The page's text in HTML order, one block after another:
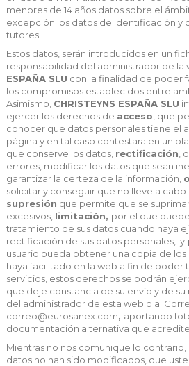
menores de 14 años datos sobre el
excepción los datos de identificación y
tutores.
Estos datos, serán introducidos en un
responsabilidad del administrador de la
ESPAÑA SLU con la finalidad de poder
los compromisos establecidos entre
Asimismo, CHRISTEYNS ESPAÑA SLU
ejercer los derechos de acceso , que
conocer que datos personales tiene el
página y en tal caso contestara en un
que conserve los datos, rectificación ,
errores, modificar los datos que sean
garantizar la certeza de la información,
solicitar y conseguir que no lleve a
supresión que permite que se
excesivos, limitación, por el que
tratamiento de sus datos cuando haya
rectificación de sus datos personales, y
usuario pueda obtener una copia de
haya facilitado en la web a fin de poder
servicios, estos derechos se podrán
que deje constancia de su envío y de
del administrador de esta web o al
correo@eurosanex.com, ​​ aportando
documentación alternativa que
Mientras no nos comunique lo
datos no han sido modificados, que